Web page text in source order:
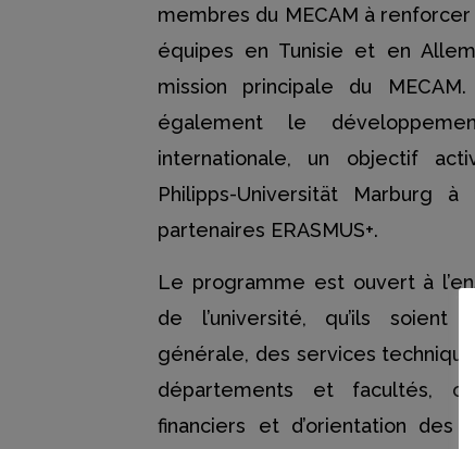
membres du MECAM à
équipes en Tunisie et en
mission principale du
également le
internationale, un objectif
Philipps-Universität Marburg
partenaires ERASMUS+.
Le programme est ouvert à
de l’université, qu’ils soient
générale, des services
départements et facultés,
financiers et d’orientation des